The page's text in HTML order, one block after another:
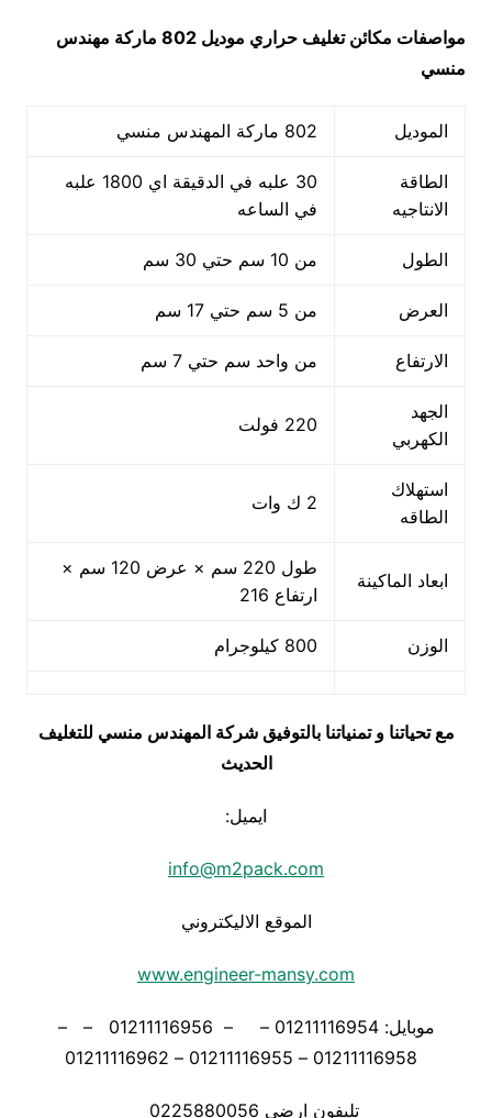
مواصفات مكائن تغليف حراري
موديل 802 ماركة مهندس
منسي
الموديل 802 ماركة المهندس منسي
الطاقة
الانتاجيه
30 علبه في الدقيقة اي 1800 علبه
في الساعه
الطول من 10 سم حتي 30 سم
العرض من 5 سم حتي 17 سم
الارتفاع من واحد سم حتي 7 سم
الجهد
الكهربي
220 فولت
استهلاك
الطاقه
2 ك وات
ابعاد الماكينة
طول 220 سم × عرض 120 سم ×
ارتفاع 216
الوزن 800 كيلوجرام
مع تحياتنا و تمنياتنا بالتوفيق شركة المهندس منسي للتغليف
الحديث
ايميل:
info@m2pack.com
الموقع الاليكتروني
www.engineer-mansy.com
موبايل: 01211116954 – – 01211116956 – –
تليفون ارضي 0225880056